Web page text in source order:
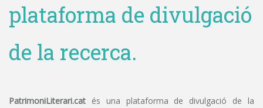
plataforma de divulgació
de la recerca.
PatrimoniLiterari.cat és una plataforma de divulgació de la